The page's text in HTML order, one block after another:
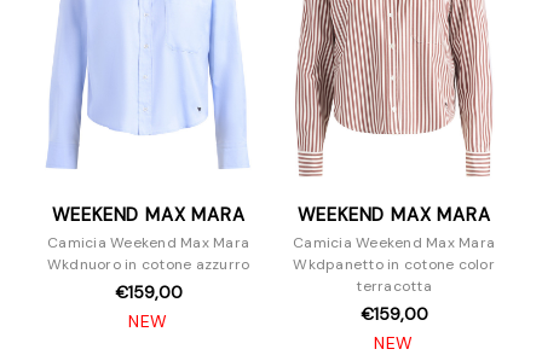
WEEKEND MAX MARA
Camicia Weekend Max Mara
Wkdnuoro in cotone azzurro
€159,00
NEW
WEEKEND MAX MARA
Camicia Weekend Max Mara
Wkdpanetto in cotone color
terracotta
€159,00
NEW